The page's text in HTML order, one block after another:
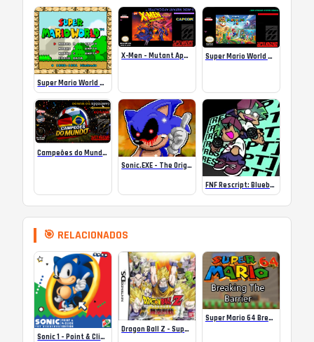
Super Mario World SA-1 Online
X-Men – Mutant Apocalypse Rebalanced Online Super Mario World Mix Online
Campeões do Mundo (ISS) Online
Sonic.EXE – The Original Game Online
FNF Rescript: Blueballed
🎯 RELACIONADOS
Sonic 1 – Point & Click Edition
Dragon Ball Z – Supersonic Warriors (K)(ProjectG)
Super Mario 64 Breaking The Barrier